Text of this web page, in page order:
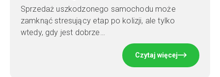
Sprzedaż uszkodzonego samochodu może
zamknąć stresujący etap po kolizji, ale tylko
wtedy, gdy jest dobrze…
Czytaj więcej